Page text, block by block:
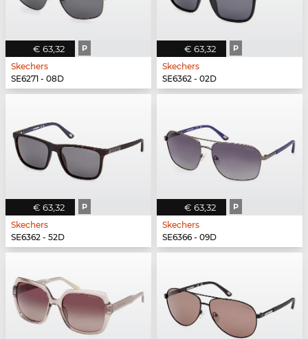
€ 63,32 P
Skechers
SE6271 - 08D
€ 63,32 P
Skechers
SE6362 - 02D
€ 63,32 P
Skechers
SE6362 - 52D
€ 63,32 P
Skechers
SE6366 - 09D